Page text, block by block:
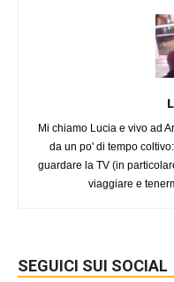
Mi chiamo Lucia e vivo ad
da un po' di tempo
guardare la TV (in
viaggiare e
SEGUICI SUI SOCIAL